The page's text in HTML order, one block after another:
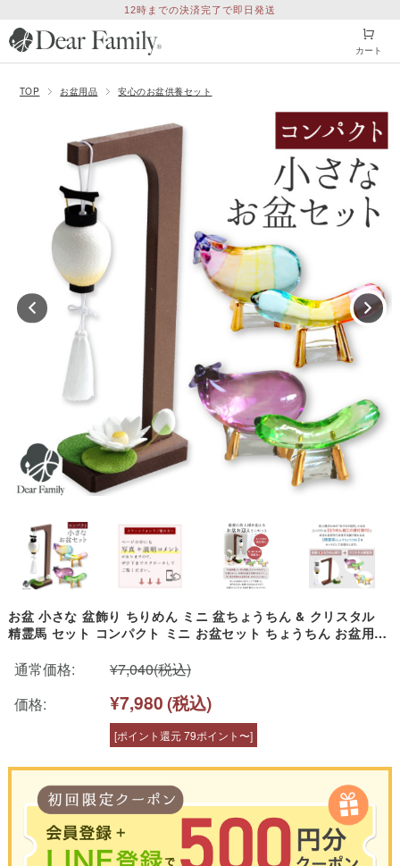
12時までの決済完了で即日発送
カート
TOP お盆用品 安心のお盆供養セット
お盆 小さな 盆飾り ちりめん ミニ 盆ちょうちん & クリスタル
精霊馬 セット コンパクト ミニ お盆セット ちょうちん お盆用品
手元供養 きゅうり なす ガラス
通常価格: ¥7,040(税込)
価格:
¥7,980(税込)
[ポイント還元 79ポイント〜]